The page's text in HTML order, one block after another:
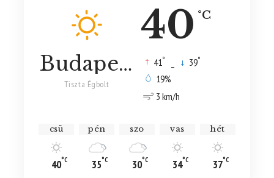
40 °C
Budapest
Tiszta Égbolt
41° 39°
19%
3 km/h
csü
40°C
pén
35°C
szo
30°C
vas
34°C
hét
37°C